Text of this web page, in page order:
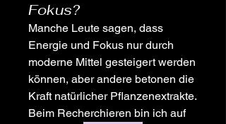
Fokus?
Manche Leute sagen, dass
Energie und Fokus nur durch
moderne Mittel gesteigert werden
können, aber andere betonen die
Kraft natürlicher Pflanzenextrakte.
Beim Recherchieren bin ich auf